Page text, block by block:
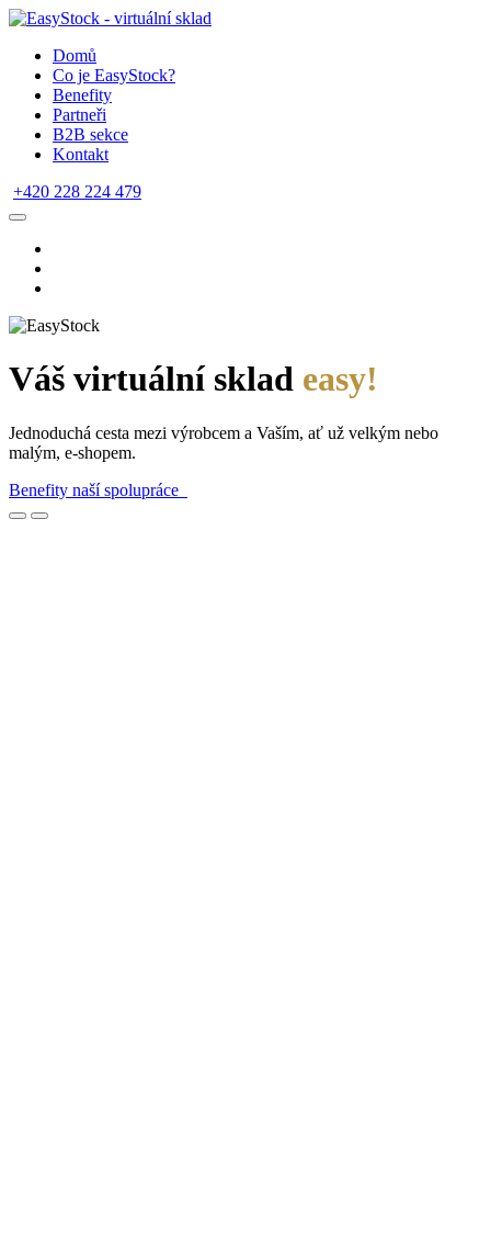
Domů
Co je EasyStock?
Benefity
Partneři
B2B sekce
Kontakt
+420 228 224 479
Váš virtuální sklad easy!
Jednoduchá cesta mezi výrobcem a Vaším, ať už velkým nebo
malým, e-shopem.
Benefity naší spolupráce